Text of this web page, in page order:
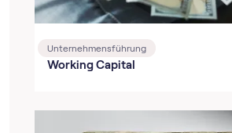
Unternehmensführung
Working Capital